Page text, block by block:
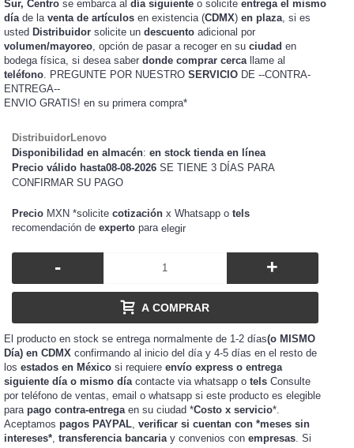
Sur, Centro se embarca al día siguiente o solicite entrega el mismo
díade la venta de artículos en existencia (CDMX) en plaza, si es
usted Distribuidor solicite un descuento adicional por
volumen/mayoreo, opción de pasar a recoger en su ciudad en
bodega física, si desea saber donde comprar cercallame al
teléfono. PREGUNTE POR NUESTRO SERVICIO DE --CONTRA-
ENTREGA--
ENVIO GRATIS! en su primera compra*
DistribuidorLenovo
Disponibilidad en almacén: en stock tienda en línea
Precio válido hasta08-08-2026 SE TIENE 3 DÍAS PARA
CONFIRMAR SU PAGO
Precio MXN *solicite cotización x Whatsapp o tels
recomendación de experto para elegir
- +
A COMPRAR
El producto en stock se entrega normalmente de 1-2 días(o MISMO
Día) en CDMX confirmando al inicio del día y 4-5 días en el resto de
los estados en México si requiere envío express o entrega
siguiente día o mismo día contacte via whatsapp o tels Consulte
por teléfono de ventas, email o whatsapp si este producto es elegible
para pago contra-entrega en su ciudad *Costo x servicio*.
Aceptamos pagos PAYPAL verificar si cuentan con *meses sin
intereses* transferencia bancaria y convenios con empresas . Si